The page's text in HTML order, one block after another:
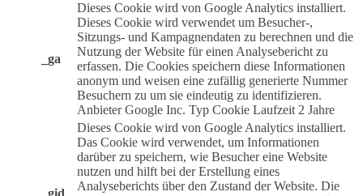
_ga
Dieses Cookie wird von Google Analytics installiert.
Dieses Cookie wird verwendet um Besucher-,
Sitzungs- und Kampagnendaten zu berechnen und die
Nutzung der Website für einen Analysebericht zu
erfassen. Die Cookies speichern diese Informationen
anonym und weisen eine zufällig generierte Nummer
Besuchern zu um sie eindeutig zu identifizieren.
Anbieter Google Inc. Typ Cookie Laufzeit 2 Jahre
Dieses Cookie wird von Google Analytics installiert.
Das Cookie wird verwendet, um Informationen
darüber zu speichern, wie Besucher eine Website
nutzen und hilft bei der Erstellung eines
Analyseberichts über den Zustand der Website. Die